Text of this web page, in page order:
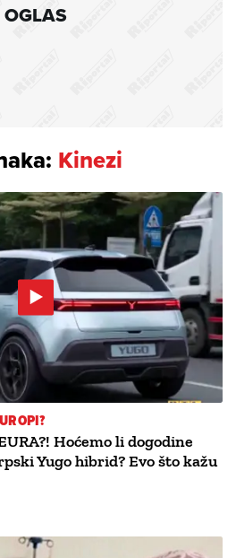
OGLAS
Kinezi
Hoćemo li dogodine
Yugo hibrid? Evo što kažu